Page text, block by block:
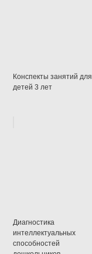
Конспекты занятий для
детей 3 лет
Диагностика
интеллектуальных
способностей